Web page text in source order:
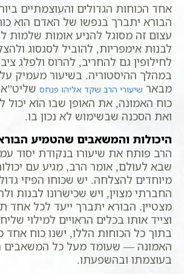
אחד הכוחות הגדולים והעוצמתיים
הבורא יתברך בנפשו של האדם הוא
עצום זה מסוגל להניע אומות שלמות
לבנות אימפריות, להוביל לסגסוג
לחילופין גם להחריב, להרוס ולפלג
במהלך ההיסטוריה. בשיעור מעמיק
מבאר שיעורי הרב שקד אליהו פנחס
כוח האמונה, את האופן שבו הוא יכול
ואת הסכנה שבשימוש לא נכון בו.
היכולות והמשאבים שהטמיע
הרב פותח את שיעורו בנקודת יסוד
שבא לעולם, אומר הרב, מגיע עם
מיוחדים להצלחה. יש שכוחו הפיזי
החברתי מצוין, ויש שכישרונו לבנות
מצטיין. הבורא יתברך ייעד לכל אחד
וצייד אותו בכלים הראויים למילוי
בתוך כל הכוחות הללו, ישנו כוח אחד
האמונה — שעומד מעל כל המשאבים
בעוצמתו ובהשפעתו.